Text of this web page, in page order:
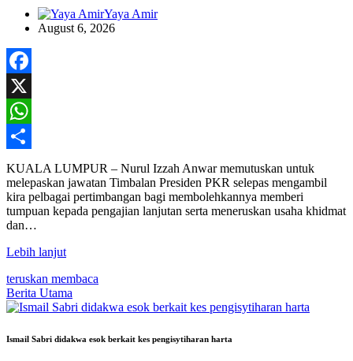
Yaya Amir
August 6, 2026
Facebook
X
WhatsApp
Share
KUALA LUMPUR – Nurul Izzah Anwar memutuskan untuk
melepaskan jawatan Timbalan Presiden PKR selepas mengambil
kira pelbagai pertimbangan bagi membolehkannya memberi
tumpuan kepada pengajian lanjutan serta meneruskan usaha khidmat
dan…
Lebih lanjut
teruskan membaca
Berita Utama
Ismail Sabri didakwa esok berkait kes pengisytiharan harta